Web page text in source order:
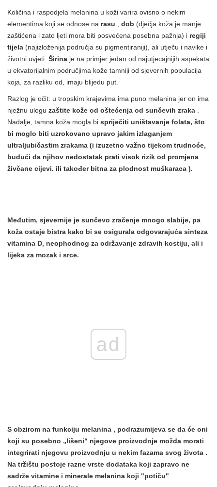
Količina i raspodjela melanina u koži varira ovisno o nekim
elementima koji se odnose na rasu dob (dječja koža je manje
zaštićena i zato ljeti mora biti posvećena posebna pažnja) i regiji
tijela (najizloženija područja su pigmentiraniji), ali utječu i navike i
životni uvjeti. Širina je na primjer jedan od najutjecajnijih aspekata
u ekvatorijalnim područjima kože tamniji od sjevernih populacija
koja, za razliku od, imaju blijedu put.
Razlog je očit: u tropskim krajevima ima puno melanina jer on ima
nježnu ulogu zaštite kože od oštećenja od sunčevih zraka
Nadalje, tamna koža mogla bi spriječiti uništavanje folata, što
bi moglo biti uzrokovano upravo jakim izlaganjem
ultraljubičastim zrakama (i izuzetno važno tijekom trudnoće,
budući da njihov nedostatak prati visok rizik od promjena
živčane cijevi. ili također bitna za plodnost muškaraca ).
Međutim, sjevernije je sunčevo zračenje mnogo slabije, pa
koža ostaje bistra kako bi se osigurala odgovarajuća sinteza
vitamina D, neophodnog za održavanje zdravih kostiju, ali i
lijeka za mozak i srce.
ad
S obzirom na funkciju melanina , podrazumijeva se da će oni
koji su posebno „lišeni“ njegove proizvodnje možda morati
integrirati njegovu proizvodnju u nekim fazama svog života .
Na tržištu postoje razne vrste dodataka koji zapravo ne
sadrže vitamine i minerale melanina koji "potiču"